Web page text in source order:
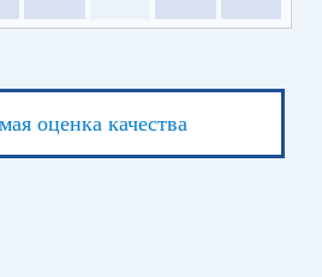
оценка качества